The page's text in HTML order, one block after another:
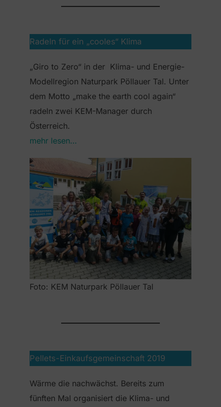
Radeln für ein „cooles“ Klima
„Giro to Zero“ in der Klima- und Energie-
Modellregion Naturpark Pöllauer Tal. Unter
dem Motto „make the earth cool again“
radeln zwei KEM-Manager durch
Österreich.
mehr lesen…
Foto: KEM Naturpark Pöllauer Tal
Pellets-Einkaufsgemeinschaft 2019
Wärme die nachwächst. Bereits zum
fünften Mal organisiert die Klima- und